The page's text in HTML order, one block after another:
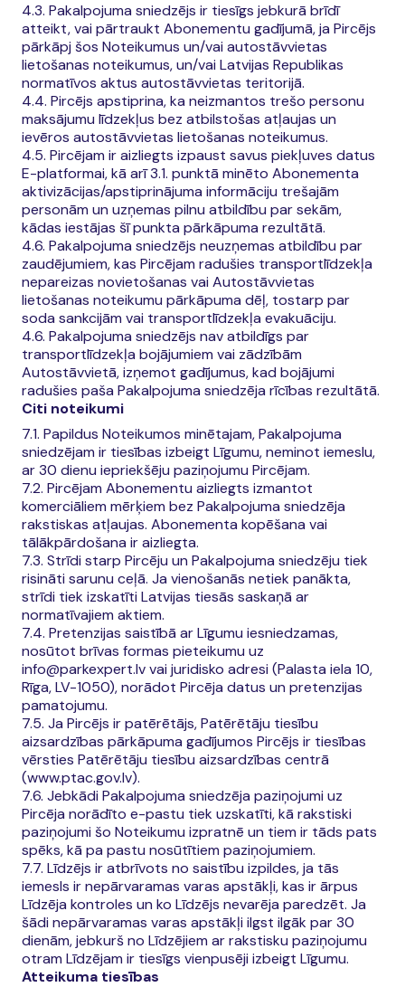
4.3. Pakalpojuma sniedzējs ir tiesīgs jebkurā brīdī
atteikt, vai pārtraukt Abonementu gadījumā, ja Pircējs
pārkāpj šos Noteikumus un/vai autostāvvietas
lietošanas noteikumus, un/vai Latvijas Republikas
normatīvos aktus autostāvvietas teritorijā.
4.4. Pircējs apstiprina, ka neizmantos trešo personu
maksājumu līdzekļus bez atbilstošas atļaujas un
ievēros autostāvvietas lietošanas noteikumus.
4.5. Pircējam ir aizliegts izpaust savus piekļuves datus
E-platformai, kā arī 3.1. punktā minēto Abonementa
aktivizācijas/apstiprinājuma informāciju trešajām
personām un uzņemas pilnu atbildību par sekām,
kādas iestājas šī punkta pārkāpuma rezultātā.
4.6. Pakalpojuma sniedzējs neuzņemas atbildību par
zaudējumiem, kas Pircējam radušies transportlīdzekļa
nepareizas novietošanas vai Autostāvvietas
lietošanas noteikumu pārkāpuma dēļ, tostarp par
soda sankcijām vai transportlīdzekļa evakuāciju.
4.6. Pakalpojuma sniedzējs nav atbildīgs par
transportlīdzekļa bojājumiem vai zādzībām
Autostāvvietā, izņemot gadījumus, kad bojājumi
radušies paša Pakalpojuma sniedzēja rīcības rezultātā.
Citi noteikumi
7.1. Papildus Noteikumos minētajam, Pakalpojuma
sniedzējam ir tiesības izbeigt Līgumu, neminot iemeslu,
ar 30 dienu iepriekšēju paziņojumu Pircējam.
7.2. Pircējam Abonementu aizliegts izmantot
komerciāliem mērķiem bez Pakalpojuma sniedzēja
rakstiskas atļaujas. Abonementa kopēšana vai
tālākpārdošana ir aizliegta.
7.3. Strīdi starp Pircēju un Pakalpojuma sniedzēju tiek
risināti sarunu ceļā. Ja vienošanās netiek panākta,
strīdi tiek izskatīti Latvijas tiesās saskaņā ar
normatīvajiem aktiem.
7.4. Pretenzijas saistībā ar Līgumu iesniedzamas,
nosūtot brīvas formas pieteikumu uz
info@parkexpert.lv vai juridisko adresi (Palasta iela 10,
Rīga, LV-1050), norādot Pircēja datus un pretenzijas
pamatojumu.
7.5. Ja Pircējs ir patērētājs, Patērētāju tiesību
aizsardzības pārkāpuma gadījumos Pircējs ir tiesības
vērsties Patērētāju tiesību aizsardzības centrā
(www.ptac.gov.lv).
7.6. Jebkādi Pakalpojuma sniedzēja paziņojumi uz
Pircēja norādīto e-pastu tiek uzskatīti, kā rakstiski
paziņojumi šo Noteikumu izpratnē un tiem ir tāds pats
spēks, kā pa pastu nosūtītiem paziņojumiem.
7.7. Līdzējs ir atbrīvots no saistību izpildes, ja tās
iemesls ir nepārvaramas varas apstākļi, kas ir ārpus
Līdzēja kontroles un ko Līdzējs nevarēja paredzēt. Ja
šādi nepārvaramas varas apstākļi ilgst ilgāk par 30
dienām, jebkurš no Līdzējiem ar rakstisku paziņojumu
otram Līdzējam ir tiesīgs vienpusēji izbeigt Līgumu.
Atteikuma tiesības